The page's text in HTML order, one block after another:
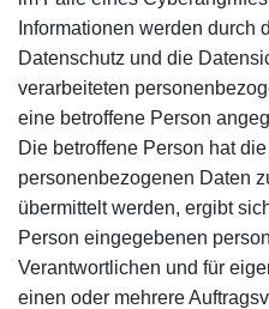
Informationen werden
Datenschutz und die
verarbeiteten
eine betroffene Person
Die betroffene Person hat
personenbezogenen Daten
übermittelt werden, ergibt
Person eingegebenen
Verantwortlichen und für
einen oder mehrere